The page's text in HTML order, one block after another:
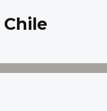
Chile